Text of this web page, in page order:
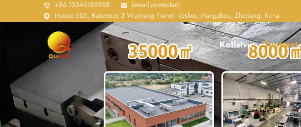
+86-13346185958
[email protected]
Huone 505, Rakennus 3 Wuchang Tiandi -keskus, Hangzhou, Zhejiang, Kiina
Kotisivu Tuotteet